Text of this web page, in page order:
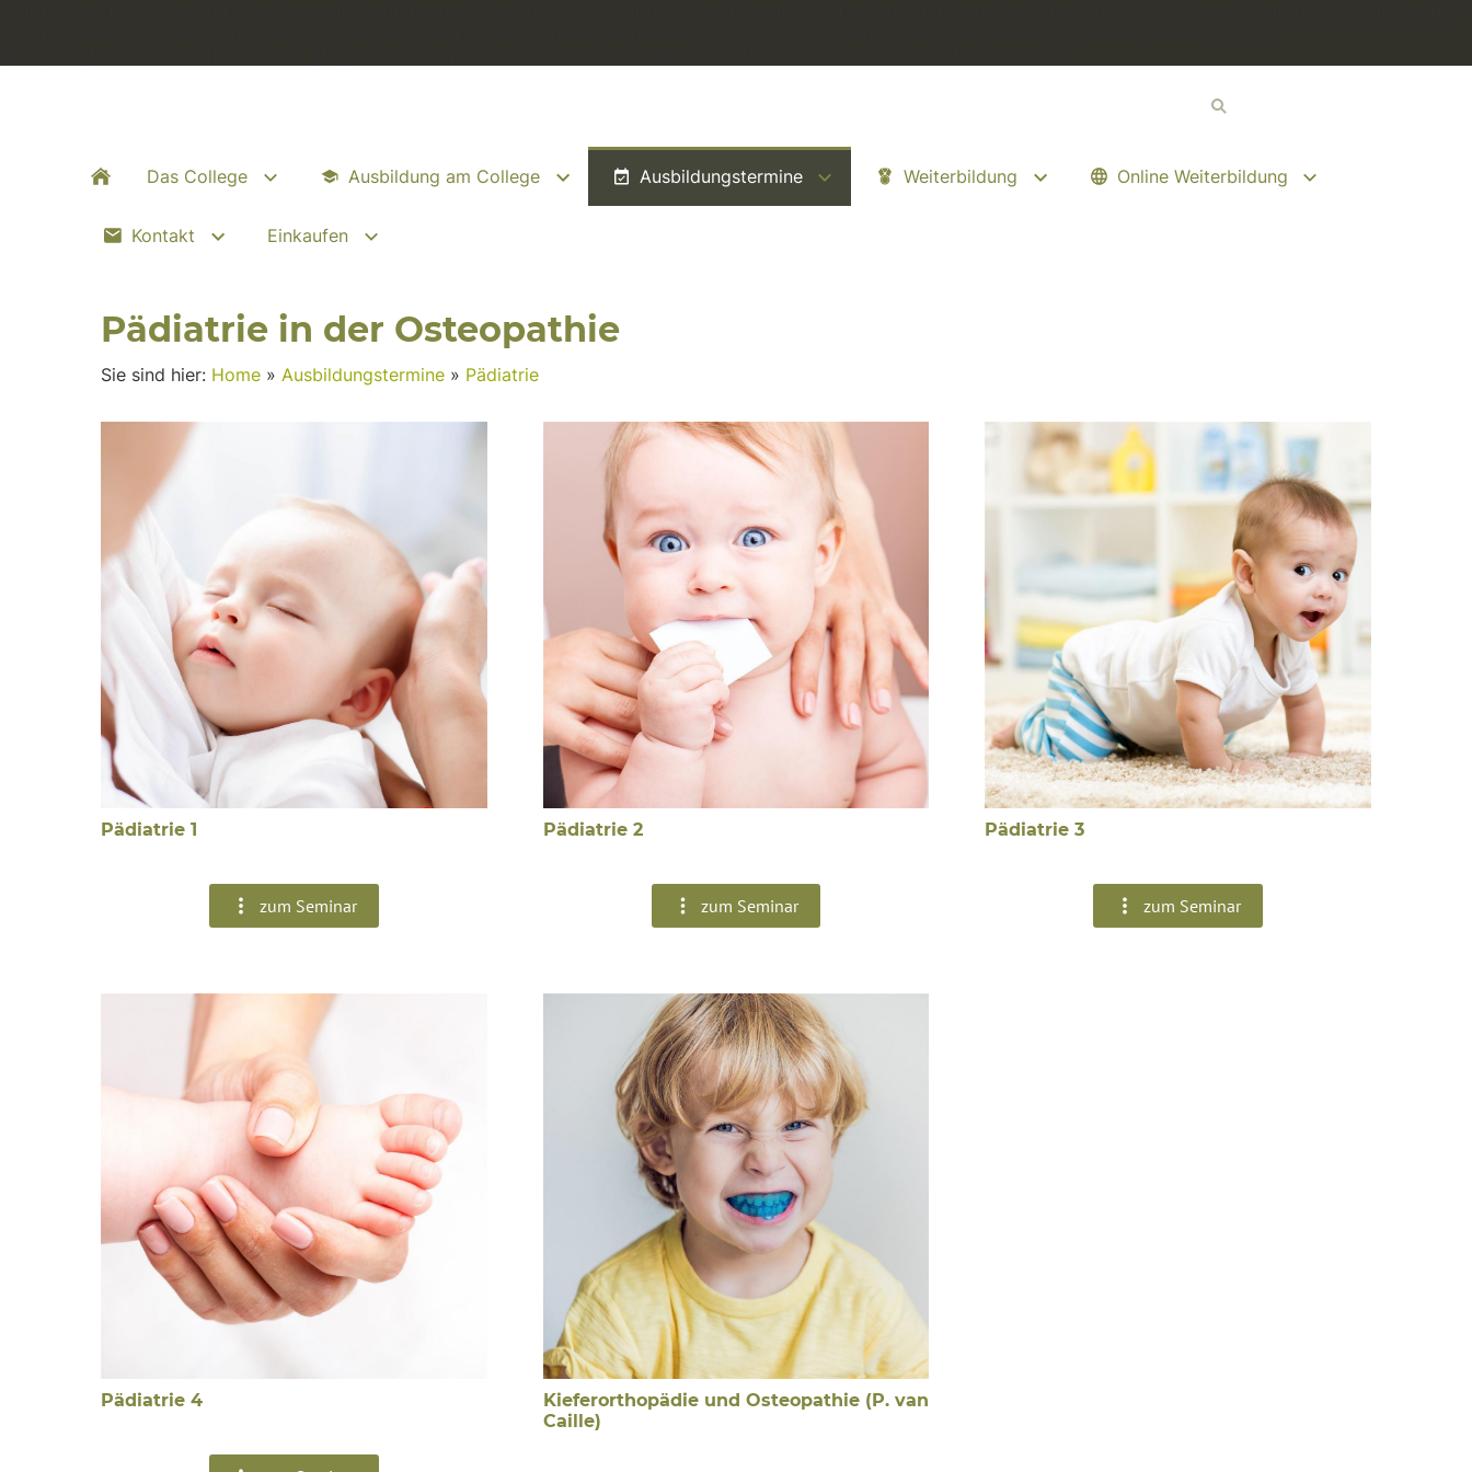
Das College Ausbildung am College Ausbildungstermine Weiterbildung Online Weiterbildung
Kontakt Einkaufen
Pädiatrie in der Osteopathie
Sie sind hier: Home » Ausbildungstermine » Pädiatrie
Pädiatrie 1
zum Seminar
Pädiatrie 2
zum Seminar
Pädiatrie 3
zum Seminar
Pädiatrie 4
Kieferorthopädie und Osteopathie (P. van
Caille)